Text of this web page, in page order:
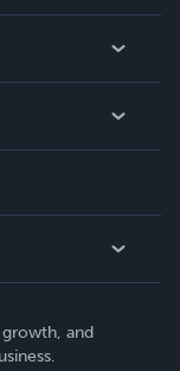
and